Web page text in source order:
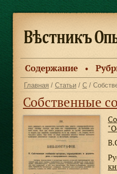
Содержание ●
Главная / Статьи / С /
Собственные сообщения